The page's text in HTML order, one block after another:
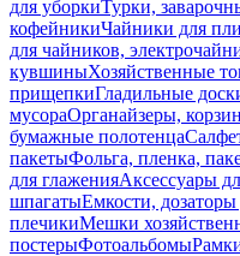
для уборкиТурки,
кофейникиЧайники для
для чайников,
кувшиныХозяйственные
прищепкиГладильные
мусораОрганайзеры,
бумажные полотенца
пакетыФольга, пленка,
для глаженияАксессуары
шпагатыЕмкости,
плечикиМешки
постерыФотоальбомы